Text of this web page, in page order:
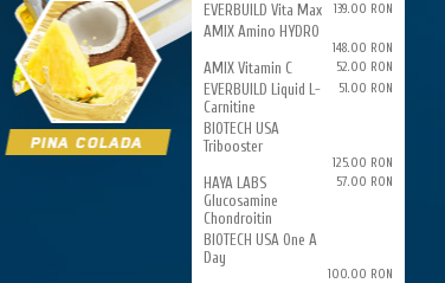
EVERBUILD Vita Max 139.00 RON
AMIX Amino HYDRO
148.00 RON
AMIX Vitamin C 52.00 RON
EVERBUILD Liquid L-
Carnitine
51.00 RON
BIOTECH USA
Tribooster
125.00 RON
HAYA LABS
Glucosamine
Chondroitin
57.00 RON
BIOTECH USA One A
Day
100.00 RON